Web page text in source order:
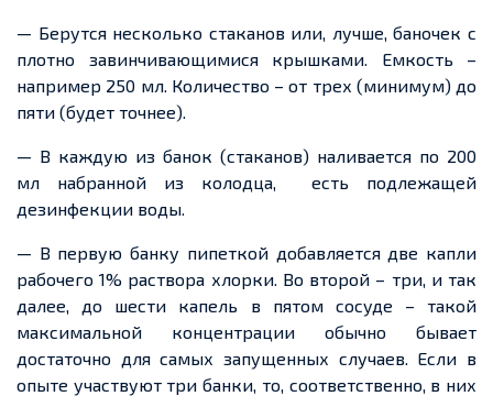
— Берутся несколько стаканов или, лучше, баночек с
плотно завинчивающимися крышками. Емкость –
например 250 мл. Количество – от трех (минимум) до
пяти (будет точнее).
— В каждую из банок (стаканов) наливается по 200
мл набранной из колодца, есть подлежащей
дезинфекции воды.
— В первую банку пипеткой добавляется две капли
рабочего 1% раствора хлорки. Во второй – три, и так
далее, до шести капель в пятом сосуде – такой
максимальной концентрации обычно бывает
достаточно для самых запущенных случаев. Если в
опыте участвуют три банки, то, соответственно, в них